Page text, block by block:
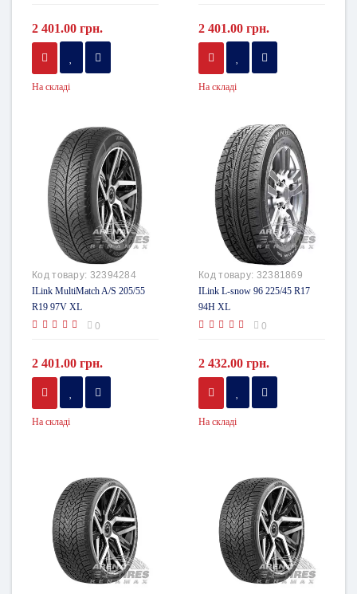
2 401.00 грн.
На складі
2 401.00 грн.
На складі
Код товару: 32394284
ILink MultiMatch A/S 205/55
R19 97V XL
0
2 401.00 грн.
На складі
Код товару: 32381869
ILink L-snow 96 225/45 R17
94H XL
0
2 432.00 грн.
На складі